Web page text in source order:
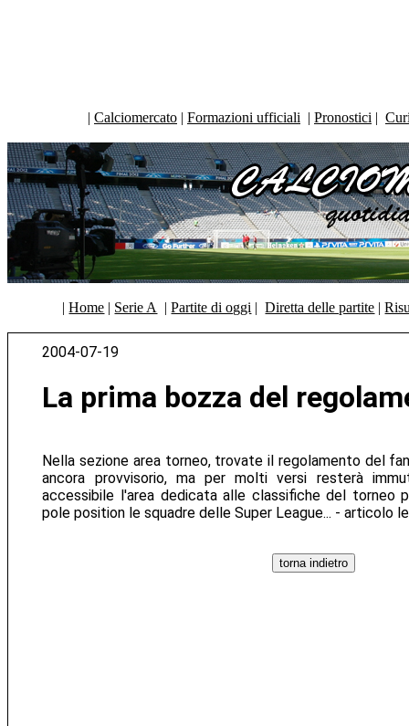
| Calciomercato | Formazioni ufficiali | Pronostici |
|Home | Serie A |Partite di oggi |Diretta delle partite |
2004-07-19
La prima bozza del
Nella sezione area torneo, trovate il regolamento del
ancora provvisorio, ma per molti versi resterà
accessibile l'area dedicata alle classifiche del torneo
pole position le squadre delle Super League... - articolo